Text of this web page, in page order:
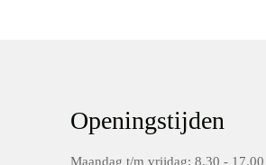
Openingstijden
Maandag t/m vrijdag: 8.30 -